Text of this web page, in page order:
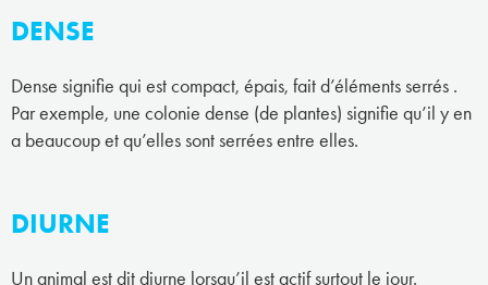
DENSE
Dense signifie qui est compact, épais, fait d’éléments serrés .
Par exemple, une colonie dense (de plantes) signifie qu’il y en
a beaucoup et qu’elles sont serrées entre elles.
DIURNE
Un animal est dit diurne lorsqu’il est actif surtout le jour.